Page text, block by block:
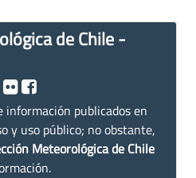
de Chile -
información publicados en
y uso público; no obstante,
Meteorológica de Chile